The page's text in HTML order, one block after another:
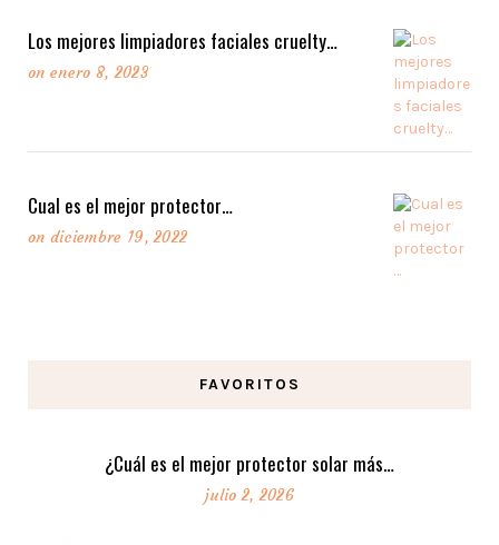
Los mejores limpiadores faciales cruelty…
on enero 8, 2023
Cual es el mejor protector…
on diciembre 19, 2022
FAVORITOS
¿Cuál es el mejor protector solar más…
julio 2, 2026